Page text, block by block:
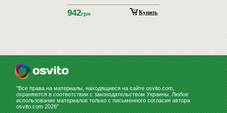
942грн Купить
"Все права на материалы, находящиеся на сайте osvito.com,
охраняются в соответствии с законодательством Украины. Любое
использование материалов только с письменного согласия автора
osvito.com 2026"